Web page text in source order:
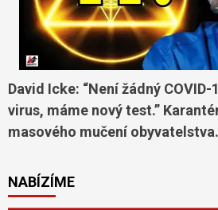
David Icke: “Není žádný
virus, máme nový test.”
masového mučení
NABÍZÍME